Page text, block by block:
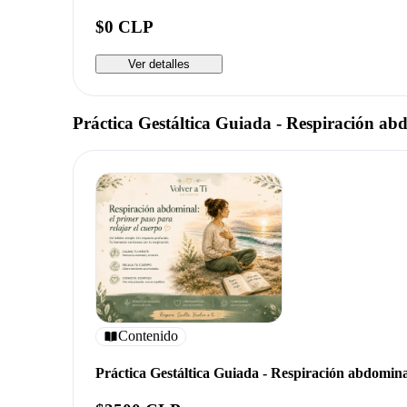
$0 CLP
Ver detalles
Práctica Gestáltica Guiada - Respiración
Contenido
Práctica Gestáltica Guiada - Respiración